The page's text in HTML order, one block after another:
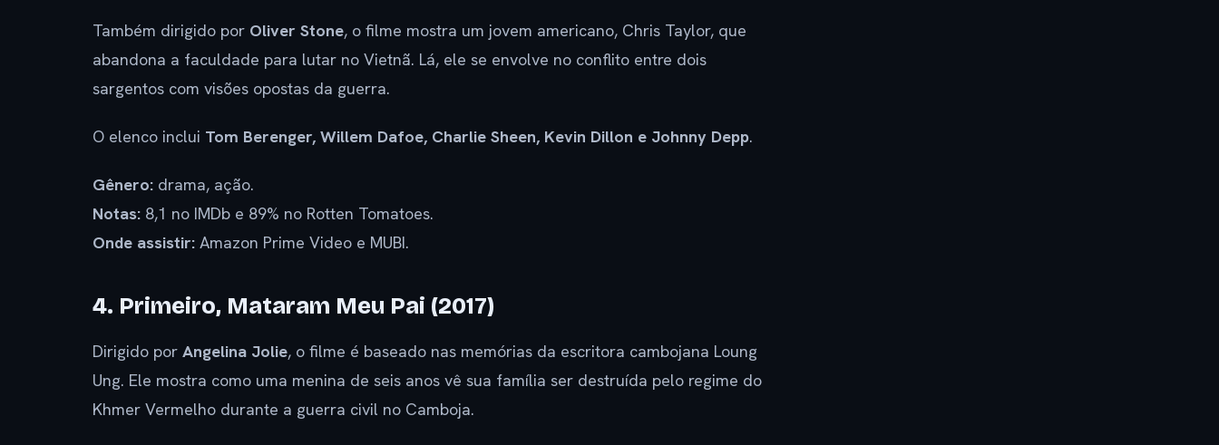
Também dirigido por Oliver Stone, o filme mostra um jovem americano, Chris Taylor, que
abandona a faculdade para lutar no Vietnã. Lá, ele se envolve no conflito entre dois
sargentos com visões opostas da guerra.
O elenco inclui Tom Berenger, Willem Dafoe, Charlie Sheen, Kevin Dillon e Johnny Depp.
Gênero: drama, ação.
Notas: 8,1 no IMDb e 89% no Rotten Tomatoes.
Onde assistir: Amazon Prime Video e MUBI.
4. Primeiro, Mataram Meu Pai (2017)
Dirigido por Angelina Jolie, o filme é baseado nas memórias da escritora cambojana Loung
Ung. Ele mostra como uma menina de seis anos vê sua família ser destruída pelo regime do
Khmer Vermelho durante a guerra civil no Camboja.